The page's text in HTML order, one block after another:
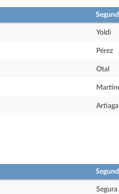
Yoldi
Pérez
Otal
Artiaga
Segura